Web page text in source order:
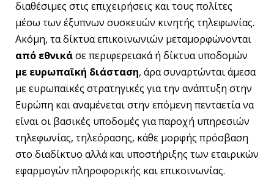
διαθέσιμες στις επιχειρήσεις και τους πολίτες
μέσω των έξυπνων συσκευών κινητής τηλεφωνίας.
Ακόμη, τα δίκτυα επικοινωνιών μεταμορφώνονται
από εθνικάσε περιφερειακά ή δίκτυα υποδομών
με ευρωπαϊκή διάσταση, άρα συναρτώνται άμεσα
με ευρωπαϊκές στρατηγικές για την ανάπτυξη στην
Ευρώπη και αναμένεται στην επόμενη πενταετία να
είναι οι βασικές υποδομές για παροχή υπηρεσιών
τηλεφωνίας, τηλεόρασης, κάθε μορφής πρόσβαση
στο διαδίκτυο αλλά και υποστήριξης των εταιρικών
εφαρμογών πληροφορικής και επικοινωνίας.